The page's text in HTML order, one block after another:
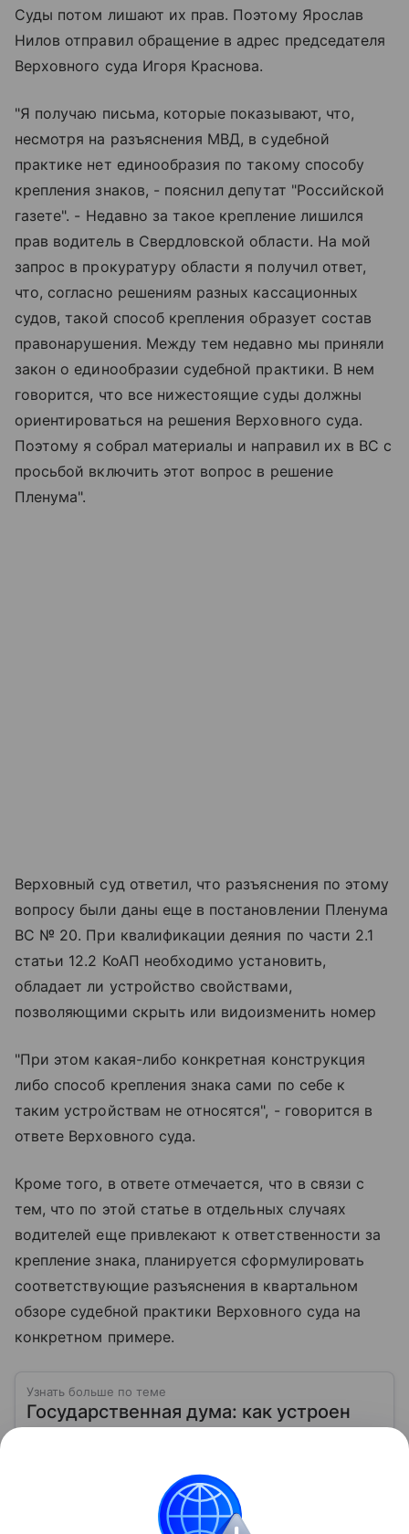
Суды потом лишают их прав. Поэтому Ярослав
Нилов отправил обращение в адрес председателя
Верховного суда Игоря Краснова.
"Я получаю письма, которые показывают, что,
несмотря на разъяснения МВД, в судебной
практике нет единообразия по такому способу
крепления знаков, - пояснил депутат "Российской
газете". - Недавно за такое крепление лишился
прав водитель в Свердловской области. На мой
запрос в прокуратуру области я получил ответ,
что, согласно решениям разных кассационных
судов, такой способ крепления образует состав
правонарушения. Между тем недавно мы приняли
закон о единообразии судебной практики. В нем
говорится, что все нижестоящие суды должны
ориентироваться на решения Верховного суда.
Поэтому я собрал материалы и направил их в ВС с
просьбой включить этот вопрос в решение
Пленума".
Верховный суд ответил, что разъяснения по этому
вопросу были даны еще в постановлении Пленума
ВС № 20. При квалификации деяния по части 2.1
статьи 12.2 КоАП необходимо установить,
обладает ли устройство свойствами,
позволяющими скрыть или видоизменить номер
"При этом какая-либо конкретная конструкция
либо способ крепления знака сами по себе к
таким устройствам не относятся", - говорится в
ответе Верховного суда.
Кроме того, в ответе отмечается, что в связи с
тем, что по этой статье в отдельных случаях
водителей еще привлекают к ответственности за
крепление знака, планируется сформулировать
соответствующие разъяснения в квартальном
обзоре судебной практики Верховного суда на
конкретном примере.
Узнать больше по теме
Государственная дума: как устроен
Государственная дума — это сердце
законотворчества в России. Именно здесь
создаются федеральные законы, которые касаются